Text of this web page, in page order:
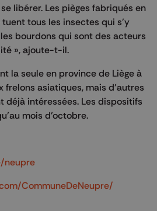
libérer. Les pièges fabriqués en
tous les insectes qui s’y
bourdons qui sont des acteurs
», ajoute-t-il.
la seule en province de Liège à
asiatiques, mais d’autres
déjà intéressées. Les dispositifs
mois d’octobre.
neupre
CommuneDeNeupre/